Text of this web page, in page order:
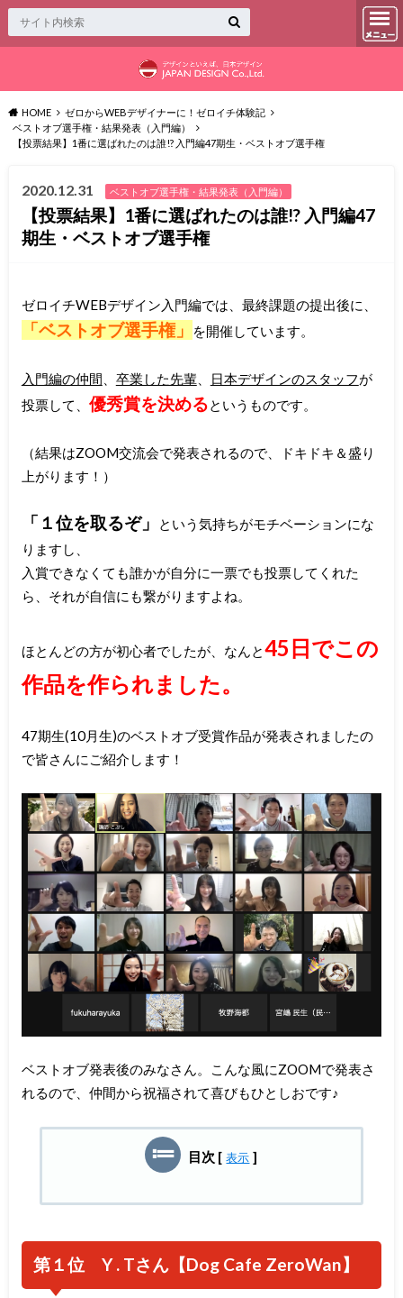
HOME
ゼロからWEBデザイナーに！ゼロイチ体験記
ベストオブ選手権・結果発表（入門編）
【投票結果】1番に選ばれたのは誰!? 入門編47期生・ベストオブ選手権
2020.12.31 ベストオブ選手権・結果発表（入門編）
【投票結果】1番に選ばれたのは誰!? 入門編47
期生・ベストオブ選手権
ゼロイチWEBデザイン入門編では、最終課題の提出後に、
「ベストオブ選手権」 を開催しています。
入門編の仲間 卒業した先輩 日本デザインのスタッフが
投票して、 優秀賞を決めるというものです。
（結果はZOOM交流会で発表されるので、ドキドキ＆盛り
上がります！）
「１位を取るぞ」
という気持ちがモチベーションにな
りますし、
入賞できなくても誰かが自分に一票でも投票してくれた
ら、それが自信にも繋がりますよね。
ほとんどの方が初心者でしたが、なんと45日でこの
作品を作られました 。
47期生(10月生)のベストオブ受賞作品が発表されましたの
で皆さんにご紹介します！
ベストオブ発表後のみなさん。こんな風にZOOMで発表さ
れるので、仲間から祝福されて喜びもひとしおです♪
目次 [ 表示 ]
第１位 Y . Tさん【Dog Cafe ZeroWan】